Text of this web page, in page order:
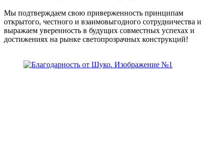
Мы подтверждаем свою приверженность принципам
открытого, честного и взаимовыгодного сотрудничества и
выражаем уверенность в будущих совместных успехах и
достижениях на рынке светопрозрачных конструкций!